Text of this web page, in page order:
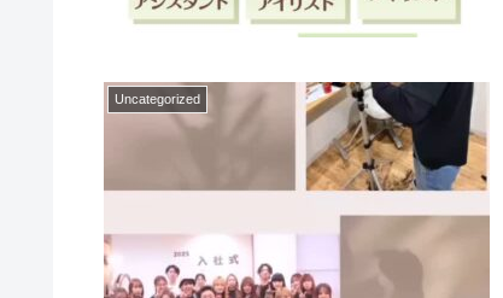
Uncategorized